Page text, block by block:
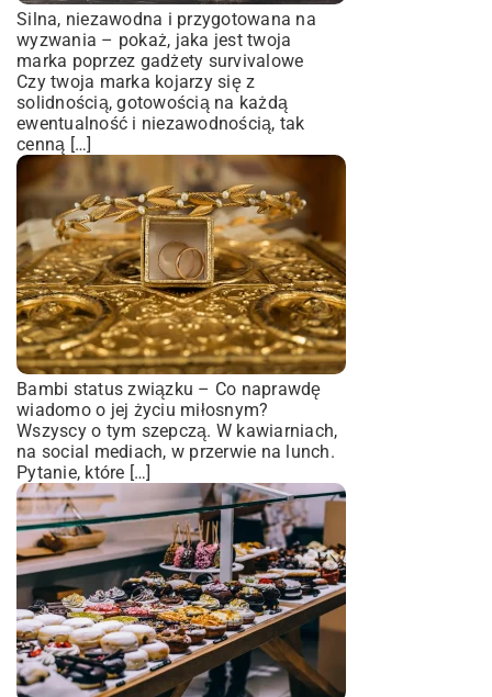
Silna, niezawodna i przygotowana na
wyzwania – pokaż, jaka jest twoja
marka poprzez gadżety survivalowe
Czy twoja marka kojarzy się z
solidnością, gotowością na każdą
ewentualność i niezawodnością, tak
cenną […]
Bambi status związku – Co naprawdę
wiadomo o jej życiu miłosnym?
Wszyscy o tym szepczą. W kawiarniach,
na social mediach, w przerwie na lunch.
Pytanie, które […]